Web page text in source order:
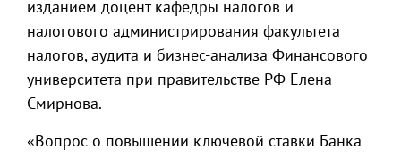
изданием доцент кафедры налогов и
налогового администрирования факультета
налогов, аудита и бизнес-анализа Финансового
университета при правительстве РФ Елена
Смирнова.
«Вопрос о повышении ключевой ставки Банка